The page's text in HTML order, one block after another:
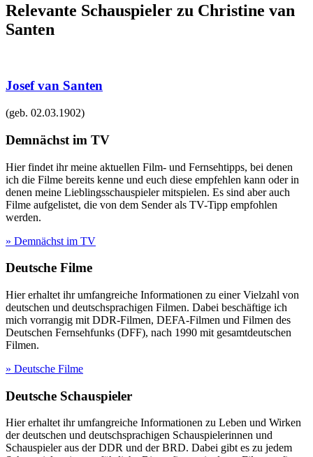
Relevante Schauspieler zu Christine van
Santen
Josef van Santen
(geb. 02.03.1902)
Demnächst im TV
Hier findet ihr meine aktuellen Film- und Fernsehtipps, bei denen
ich die Filme bereits kenne und euch diese empfehlen kann oder in
denen meine Lieblingsschauspieler mitspielen. Es sind aber auch
Filme aufgelistet, die von dem Sender als TV-Tipp empfohlen
werden.
» Demnächst im TV
Deutsche Filme
Hier erhaltet ihr umfangreiche Informationen zu einer Vielzahl von
deutschen und deutschsprachigen Filmen. Dabei beschäftige ich
mich vorrangig mit DDR-Filmen, DEFA-Filmen und Filmen des
Deutschen Fernsehfunks (DFF), nach 1990 mit gesamtdeutschen
Filmen.
» Deutsche Filme
Deutsche Schauspieler
Hier erhaltet ihr umfangreiche Informationen zu Leben und Wirken
der deutschen und deutschsprachigen Schauspielerinnen und
Schauspieler aus der DDR und der BRD. Dabei gibt es zu jedem